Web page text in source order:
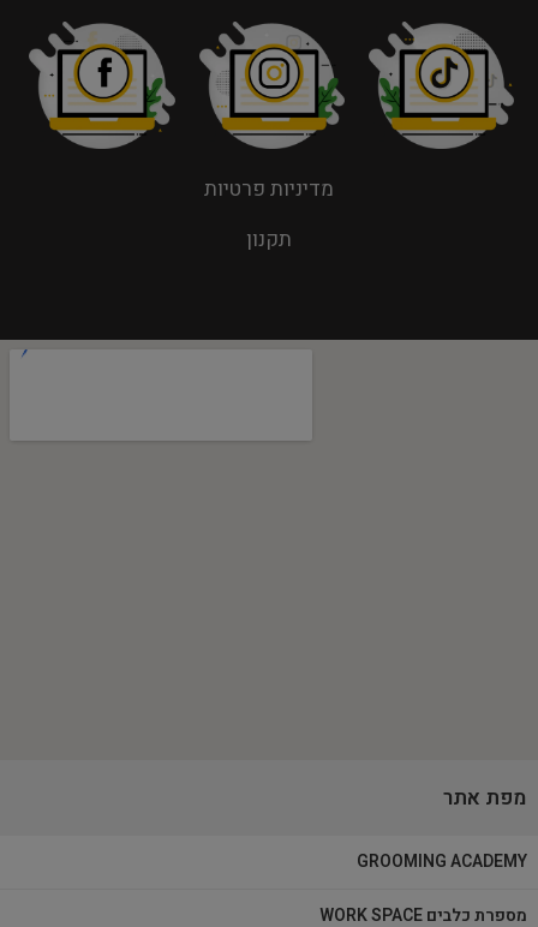
מדיניות פרטיות
תקנון
מפת אתר
GROOMING ACADEMY
מספרת כלבים WORK SPACE